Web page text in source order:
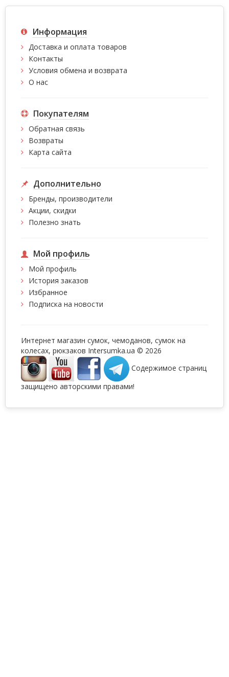
Информация
Доставка и оплата товаров
Контакты
Условия обмена и возврата
О нас
Покупателям
Обратная связь
Возвраты
Карта сайта
Дополнительно
Бренды, производители
Акции, скидки
Полезно знать
Мой профиль
Мой профиль
История заказов
Избранное
Подписка на новости
Интернет магазин сумок, чемоданов, сумок на
колесах, рюкзаков Intersumka.ua © 2026
Содержимое страниц
защищено авторскими правами!